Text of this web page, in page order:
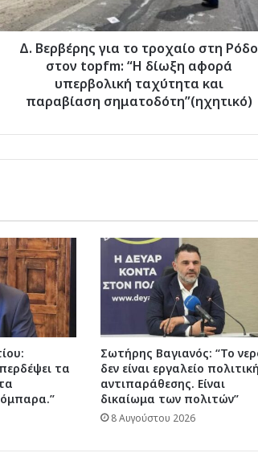
στον
topfm:
υπερβολική
σηματοδότη”(ηχητικό)
Δ. Βερβέρης για το τροχαίο στη Ρόδο
στον topfm: “Η δίωξη αφορά
υπερβολική ταχύτητα και
παραβίαση σηματοδότη”(ηχητικό)
τα
Σωτήρης Βαγιανός: “Το
δεν είναι εργαλείο
αντιπαράθεσης. Είναι
δικαίωμα των πολιτών”
8 Αυγούστου 2026